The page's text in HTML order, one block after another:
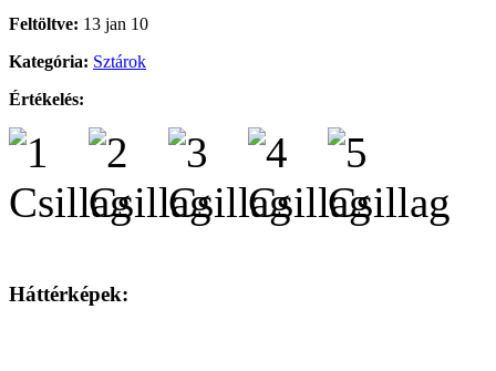
Feltöltve: 13 jan 10
Kategória: Sztárok
Értékelés:
Háttérképek: